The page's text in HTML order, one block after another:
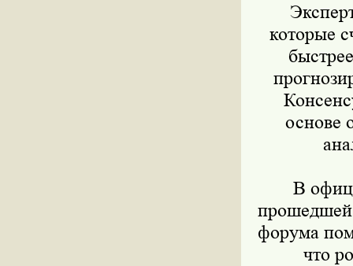
которые
основе
В
прошедшей
форума
что